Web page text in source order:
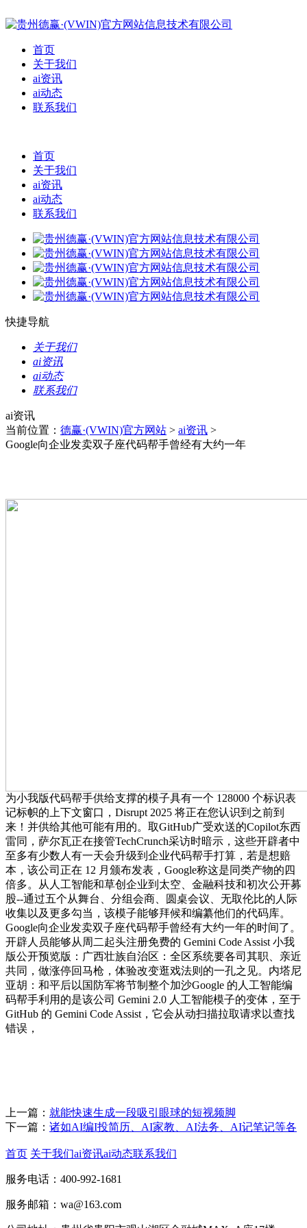
首页
关于我们
ai资讯
ai动态
联系我们
首页
关于我们
ai资讯
ai动态
联系我们
快捷导航
关于我们
ai资讯
ai动态
联系我们
ai资讯
当前位置： 德赢·(VWIN)官方网站 > ai资讯 >
Google向企业发卖双子座代码帮手曾经有大约一年
为小我版代码帮手供给支撑的模子具有一个 128000 个标识表
记标帜的上下文窗口，Disrupt 2025 将正在您认识到之前到
来！并供给其他可能有用的。取GitHub广受欢送的Copilot东西
雷同，萨尔瓦正在接管TechCrunch采访时暗示，这些开辟者中
至多有少数人有一天会升级到企业代码帮手打算，若是想赔
本，该公司正在 12 月颁布发表，Google称这是同类产物的四
倍多。从人工智能和草创企业到太空、金融科技和初次公开募
股--通过五个从舞台、分组会商、圆桌会议、无取伦比的人际
收集以及更多勾当，该模子能够拜候和编纂他们的代码库。
Google向企业发卖双子座代码帮手曾经有大约一年的时间了。
开辟人员能够从周二起头注册免费的 Gemini Code Assist 小我
版公开预览版：广西壮族自治区：全区系统要各司其职、亲近
共同，做涨停回马枪，体验改变逛戏法则的一孔之见。内塔尼
亚胡：和平后以国防军将节制整个加沙Google 的人工智能编
码帮手利用的是该公司 Gemini 2.0 人工智能模子的变体，至于
GitHub 的 Gemini Code Assist，它会从动扫描拉取请求以查找
错误，
上一篇： 就能快速生成一段吸引眼球的短视频脚
下一篇： 诸如AI编I投简历、AI家教、AI法务、AI记笔记等各
首页 关于我们ai资讯ai动态联系我们
服务电话：400-992-1681
服务邮箱：wa@163.com